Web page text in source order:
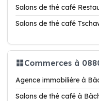
Salons de thé café
Salons de thé café
Commerces à
Agence immobilière à
Salons de thé café à